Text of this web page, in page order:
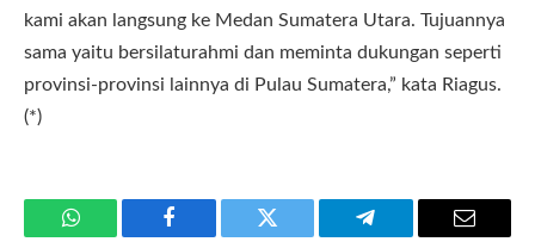
kami akan langsung ke Medan Sumatera Utara. Tujuannya
sama yaitu bersilaturahmi dan meminta dukungan seperti
provinsi-provinsi lainnya di Pulau Sumatera,” kata Riagus.
(*)
WhatsApp Facebook Twitter Telegram Email